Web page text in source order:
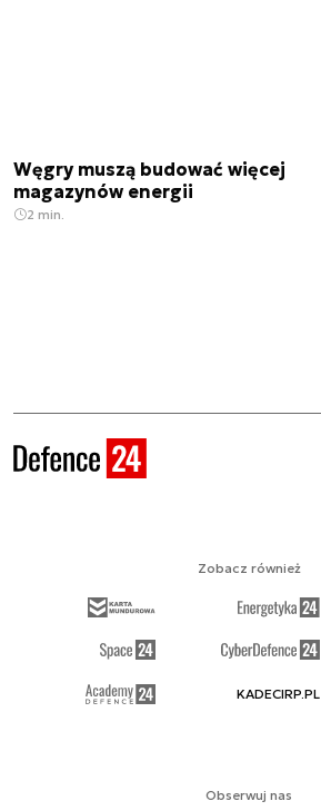
Węgry muszą budować więcej
magazynów energii
2 min.
Obserwuj nas
Zobacz również
KADECIRP.PL